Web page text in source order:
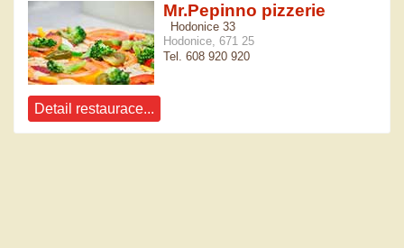
Mr.Pepinno pizzerie
Hodonice 33
Hodonice, 671 25
Tel. 608 920 920
Detail restaurace...